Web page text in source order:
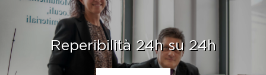
Reperibilità 24h su 24h